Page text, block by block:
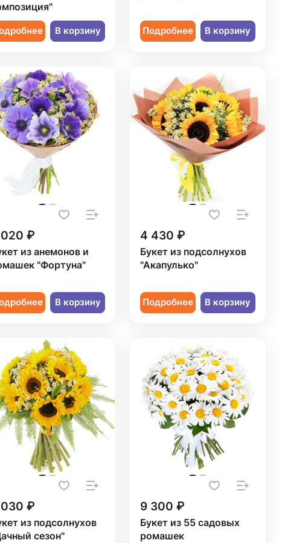
В корзину Подробнее В корзину
₽
из анемонов и
"Фортуна"
В корзину
4 430 ₽
Букет из подсолнухов
"Акапулько"
Подробнее В корзину
₽
из подсолнухов
сезон"
9 300 ₽
Букет из 55 садовых
ромашек